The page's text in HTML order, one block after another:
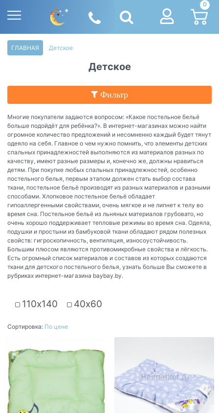
0
ГЛАВНАЯ Детское
Детское
Фильтр
Многие покупатели задаются вопросом: «Какое постельное бельё
больше подойдёт для ребёнка?». В интернет-магазинах можно найти
огромное количество предложений и несомненно каждый будет тянут
одеяло на себя. Главное о чем нужно помнить, что элементы детских
спальных принадлежностей выполняются из материалов разных по
качеству, имеют разные размеры и, конечно же, должны нравиться
детям. При покупке любых спальных принадлежностей, особенно
постельного белья, первым этапом должен стать выбор состава
ткани, постельное бельё производят из разных материалов и разными
способами. Хлопковое постельное бельё обладает
гипоаллергенными свойствами, очень мягкое и не липнет к телу во
время сна. Постельное бельё из льняных материалов грубовато, но
очень хорошо поддерживает тепловые режимы во время сна. Одеяла,
подушки и простыни из бамбуковой ткани обладают рядом полезных
свойств: гигроскопичность, вентиляция, износоустойчивость.
Большим плюсом являются противомикробные свойства и лёгкость.
Есть огромный список материалов и составов из которых создаются
ткани для детского постельного белья, узнать больше Вы сможете в
рубриках интернет-магазина baybay.by.
110х140 40х60
Сортировка: По цене